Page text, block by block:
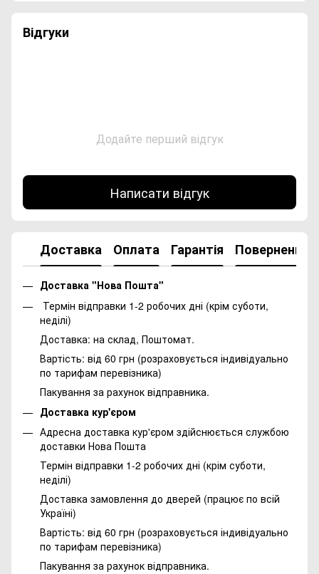
Відгуки
Додайте перший відгук
Написати відгук
Доставка Оплата Гарантія Повернення
Доставка "Нова Пошта"
Термін відправки 1-2 робочих дні (крім суботи,
неділі)
Доставка: на склад, Поштомат.
Вартість: від 60 грн (розраховується індивідуально
по тарифам перевізника)
Пакування за рахунок відправника.
Доставка кур'єром
Адресна доставка кур'єром здійснюється службою
доставки Нова Пошта
Термін відправки 1-2 робочих дні (крім суботи,
неділі)
Доставка замовлення до дверей (працює по всій
Україні)
Вартість: від 60 грн (розраховується індивідуально
по тарифам перевізника)
Пакування за рахунок відправника.